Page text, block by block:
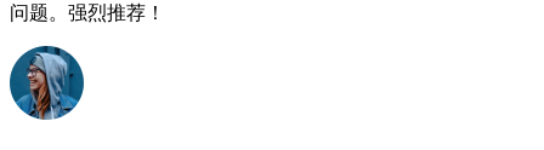
问题。强烈推荐！